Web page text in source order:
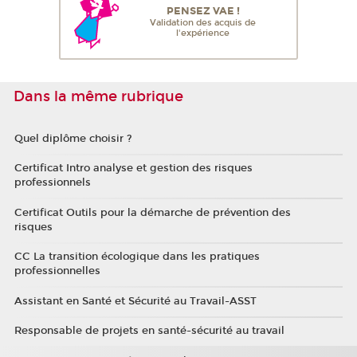
PENSEZ VAE !
Validation des acquis de
l'expérience
Dans la même rubrique
Quel diplôme choisir ?
Certificat Intro analyse et gestion des risques
professionnels
Certificat Outils pour la démarche de prévention des
risques
CC La transition écologique dans les pratiques
professionnelles
Assistant en Santé et Sécurité au Travail-ASST
Responsable de projets en santé-sécurité au travail